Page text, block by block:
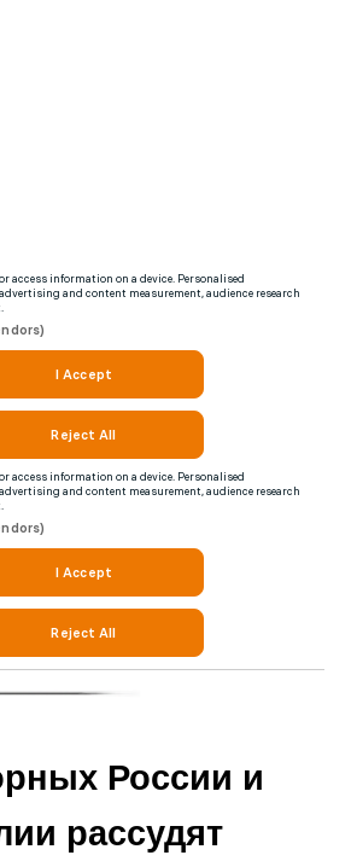
России и
рассудят